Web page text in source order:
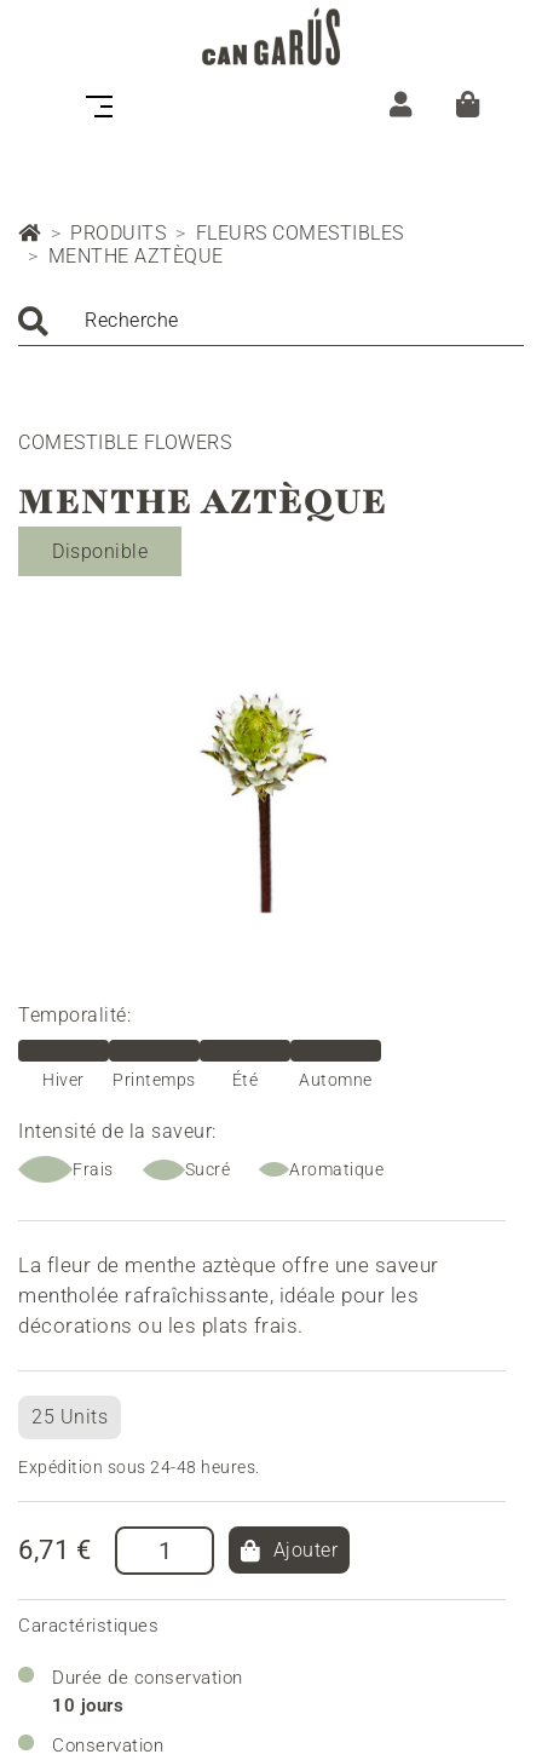
PRODUITS
FLEURS COMESTIBLES
MENTHE AZTÈQUE
Recherche
COMESTIBLE FLOWERS
MENTHE AZTÈQUE
Disponible
Temporalité:
Hiver Printemps Été Automne
Intensité de la saveur:
Frais Sucré Aromatique
La fleur de menthe aztèque offre une saveur
mentholée rafraîchissante, idéale pour les
décorations ou les plats frais.
25 Units
Expédition sous 24-48 heures.
6,71 € Ajouter
Caractéristiques
Durée de conservation
10 jours
Conservation